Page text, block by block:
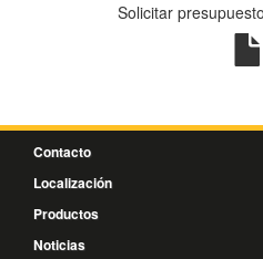
Solicitar
Contacto
Localización
Productos
Noticias